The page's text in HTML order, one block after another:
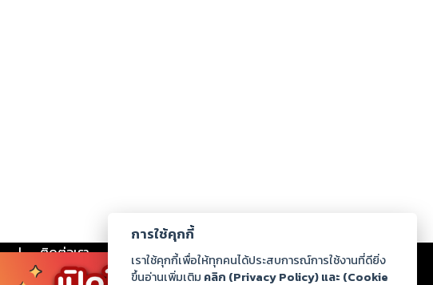
| ติดต่อเรา ร่วมงานกับเรา ดาวน์โหลด
การใช้คุกกี้
เราใช้คุกกี้เพื่อให้ทุกคนได้ประสบการณ์การใช้งานที่ดียิ่ง
ขึ้นอ่านเพิ่มเติม คลิก (Privacy Policy) และ (Cookie